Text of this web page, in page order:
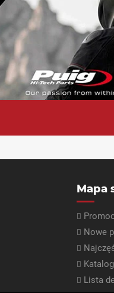
Mapa
Nowe
Lista